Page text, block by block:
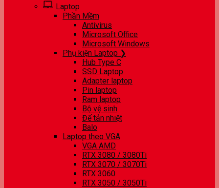
Laptop
Phần Mềm
Antivirus
Microsoft Office
Microsoft Windows
Phụ kiện Laptop ❯
Hub Type C
SSD Laptop
Adapter laptop
Pin laptop
Ram laptop
Bộ vệ sinh
Đế tản nhiệt
Balo
Laptop theo VGA
VGA AMD
RTX 3080 / 3080Ti
RTX 3070 / 3070Ti
RTX 3060
RTX 3050 / 3050Ti